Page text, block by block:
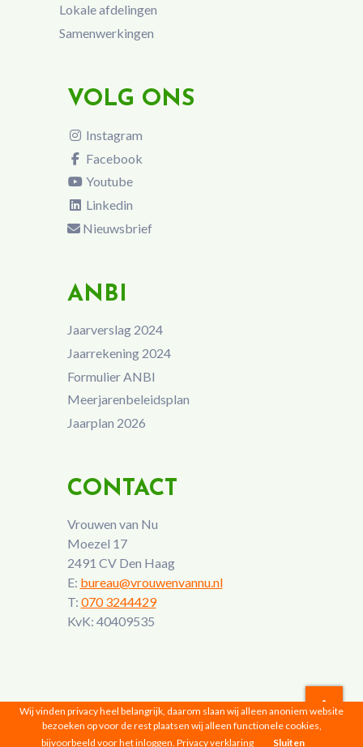
Lokale afdelingen
Samenwerkingen
VOLG ONS
Instagram
Facebook
Youtube
Linkedin
Nieuwsbrief
ANBI
Jaarverslag 2024
Jaarrekening 2024
Formulier ANBI
Meerjarenbeleidsplan
Jaarplan 2026
CONTACT
Vrouwen van Nu
Moezel 17
2491 CV Den Haag
E: bureau@vrouwenvannu.nl
T: 070 3244429
KvK: 40409535
Vrouwen van Nu © 2026 |Privacyverklaring
Wij vinden privacy heel belangrijk, daarom slaan wij alleen anoniem website
bezoeken op voor de rest plaatsen wij alleen functionele cookies,
bijvoorbeeld voor het inloggen. Privacy verklaring Sluiten